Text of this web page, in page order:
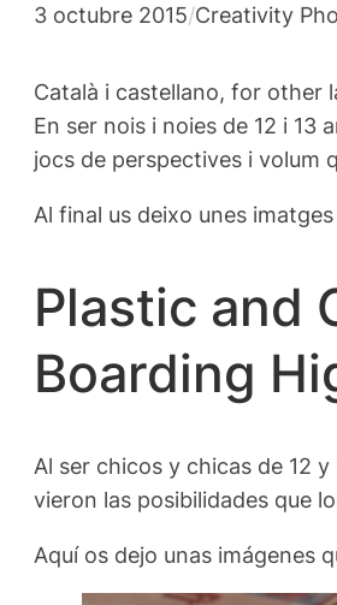
3 octubre 2015/Creativity
Català i castellano, for other
En ser nois i noies de 12 i 13
jocs de perspectives i volum
Al final us deixo unes
Plastic and
Boarding
Al ser chicos y chicas de 12
vieron las posibilidades que
Aquí os dejo unas imágenes